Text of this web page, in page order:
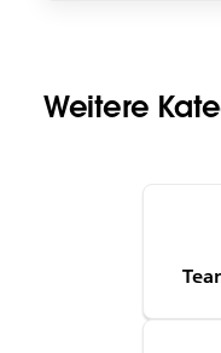
Weitere